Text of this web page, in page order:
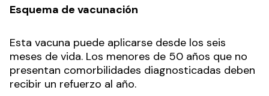
Esquema de vacunación
Esta vacuna puede aplicarse desde los seis
meses de vida. Los menores de 50 años que no
presentan comorbilidades diagnosticadas deben
recibir un refuerzo al año.